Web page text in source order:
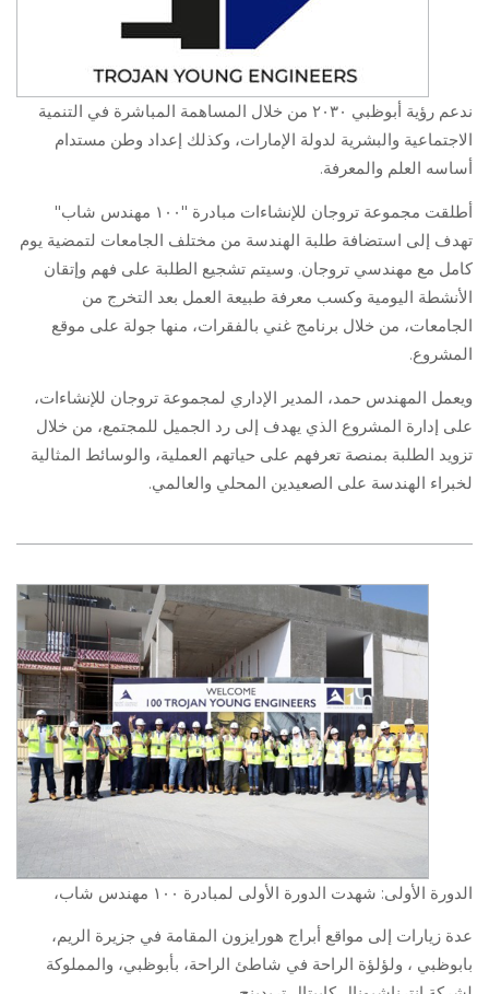
ندعم رؤية أبوظبي ٢٠٣٠ من خلال المساهمة المباشرة في التنمية
الاجتماعية والبشرية لدولة الإمارات، وكذلك إعداد وطن مستدام
أساسه العلم والمعرفة.
أطلقت مجموعة تروجان للإنشاءات مبادرة "١٠٠ مهندس شاب"
تهدف إلى استضافة طلبة الهندسة من مختلف الجامعات لتمضية يوم
كامل مع مهندسي تروجان. وسيتم تشجيع الطلبة على فهم وإتقان
الأنشطة اليومية وكسب معرفة طبيعة العمل بعد التخرج من
الجامعات، من خلال برنامج غني بالفقرات، منها جولة على موقع
المشروع.
ويعمل المهندس حمد، المدير الإداري لمجموعة تروجان للإنشاءات،
على إدارة المشروع الذي يهدف إلى رد الجميل للمجتمع، من خلال
تزويد الطلبة بمنصة تعرفهم على حياتهم العملية، والوسائط المثالية
لخبراء الهندسة على الصعيدين المحلي والعالمي.
الدورة الأولى: شهدت الدورة الأولى لمبادرة ١٠٠ مهندس شاب،
عدة زيارات إلى مواقع أبراج هورايزون المقامة في جزيرة الريم،
بابوظبي ، ولؤلؤة الراحة في شاطئ الراحة، بأبوظبي، والمملوكة